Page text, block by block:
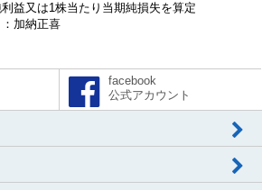
益又は1株当たり当期純損失を算定
加納正喜
facebook
公式アカウント